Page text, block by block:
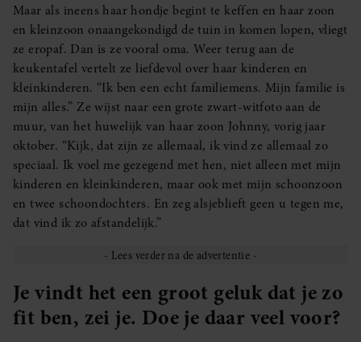
Maar als ineens haar hondje begint te keffen en haar zoon
en kleinzoon onaangekondigd de tuin in komen lopen, vliegt
ze eropaf. Dan is ze vooral oma. Weer terug aan de
keukentafel vertelt ze liefdevol over haar kinderen en
kleinkinderen. “Ik ben een echt familiemens. Mijn familie is
mijn alles.” Ze wijst naar een grote zwart-witfoto aan de
muur, van het huwelijk van haar zoon Johnny, vorig jaar
oktober. “Kijk, dat zijn ze allemaal, ik vind ze allemaal zo
speciaal. Ik voel me gezegend met hen, niet alleen met mijn
kinderen en kleinkinderen, maar ook met mijn schoonzoon
en twee schoondochters. En zeg alsjeblieft geen u tegen me,
dat vind ik zo afstandelijk.”
Je vindt het een groot geluk dat je zo
fit ben, zei je. Doe je daar veel voor?